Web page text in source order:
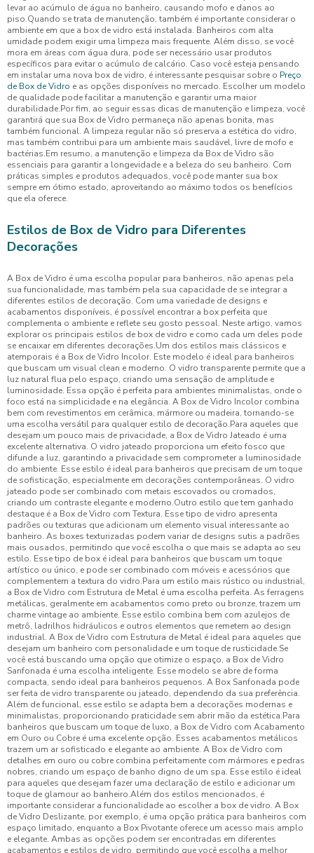
levar ao acúmulo de água no banheiro, causando mofo e danos ao
piso.Quando se trata de manutenção, também é importante considerar o
ambiente em que a box de vidro está instalada. Banheiros com alta
umidade podem exigir uma limpeza mais frequente. Além disso, se você
mora em áreas com água dura, pode ser necessário usar produtos
específicos para evitar o acúmulo de calcário. Caso você esteja pensando
em instalar uma nova box de vidro, é interessante pesquisar sobre o Preço
de Box de Vidro e as opções disponíveis no mercado. Escolher um modelo
de qualidade pode facilitar a manutenção e garantir uma maior
durabilidade.Por fim, ao seguir essas dicas de manutenção e limpeza, você
garantirá que sua Box de Vidro permaneça não apenas bonita, mas
também funcional. A limpeza regular não só preserva a estética do vidro,
mas também contribui para um ambiente mais saudável, livre de mofo e
bactérias.Em resumo, a manutenção e limpeza da Box de Vidro são
essenciais para garantir a longevidade e a beleza do seu banheiro. Com
práticas simples e produtos adequados, você pode manter sua box
sempre em ótimo estado, aproveitando ao máximo todos os benefícios
que ela oferece.
Estilos de Box de Vidro para Diferentes
Decorações
A Box de Vidro é uma escolha popular para banheiros, não apenas pela
sua funcionalidade, mas também pela sua capacidade de se integrar a
diferentes estilos de decoração. Com uma variedade de designs e
acabamentos disponíveis, é possível encontrar a box perfeita que
complementa o ambiente e reflete seu gosto pessoal. Neste artigo, vamos
explorar os principais estilos de box de vidro e como cada um deles pode
se encaixar em diferentes decorações.Um dos estilos mais clássicos e
atemporais é a Box de Vidro Incolor. Este modelo é ideal para banheiros
que buscam um visual clean e moderno. O vidro transparente permite que a
luz natural flua pelo espaço, criando uma sensação de amplitude e
luminosidade. Essa opção é perfeita para ambientes minimalistas, onde o
foco está na simplicidade e na elegância. A Box de Vidro Incolor combina
bem com revestimentos em cerâmica, mármore ou madeira, tornando-se
uma escolha versátil para qualquer estilo de decoração.Para aqueles que
desejam um pouco mais de privacidade, a Box de Vidro Jateado é uma
excelente alternativa. O vidro jateado proporciona um efeito fosco que
difunde a luz, garantindo a privacidade sem comprometer a luminosidade
do ambiente. Esse estilo é ideal para banheiros que precisam de um toque
de sofisticação, especialmente em decorações contemporâneas. O vidro
jateado pode ser combinado com metais escovados ou cromados,
criando um contraste elegante e moderno.Outro estilo que tem ganhado
destaque é a Box de Vidro com Textura. Esse tipo de vidro apresenta
padrões ou texturas que adicionam um elemento visual interessante ao
banheiro. As boxes texturizadas podem variar de designs sutis a padrões
mais ousados, permitindo que você escolha o que mais se adapta ao seu
estilo. Esse tipo de box é ideal para banheiros que buscam um toque
artístico ou único, e pode ser combinado com móveis e acessórios que
complementem a textura do vidro.Para um estilo mais rústico ou industrial,
a Box de Vidro com Estrutura de Metal é uma escolha perfeita. As ferragens
metálicas, geralmente em acabamentos como preto ou bronze, trazem um
charme vintage ao ambiente. Esse estilo combina bem com azulejos de
metrô, ladrilhos hidráulicos e outros elementos que remetem ao design
industrial. A Box de Vidro com Estrutura de Metal é ideal para aqueles que
desejam um banheiro com personalidade e um toque de rusticidade.Se
você está buscando uma opção que otimize o espaço, a Box de Vidro
Sanfonada é uma escolha inteligente. Esse modelo se abre de forma
compacta, sendo ideal para banheiros pequenos. A Box Sanfonada pode
ser feita de vidro transparente ou jateado, dependendo da sua preferência.
Além de funcional, esse estilo se adapta bem a decorações modernas e
minimalistas, proporcionando praticidade sem abrir mão da estética.Para
banheiros que buscam um toque de luxo, a Box de Vidro com Acabamento
em Ouro ou Cobre é uma excelente opção. Esses acabamentos metálicos
trazem um ar sofisticado e elegante ao ambiente. A Box de Vidro com
detalhes em ouro ou cobre combina perfeitamente com mármores e pedras
nobres, criando um espaço de banho digno de um spa. Esse estilo é ideal
para aqueles que desejam fazer uma declaração de estilo e adicionar um
toque de glamour ao banheiro.Além dos estilos mencionados, é
importante considerar a funcionalidade ao escolher a box de vidro. A Box
de Vidro Deslizante, por exemplo, é uma opção prática para banheiros com
espaço limitado, enquanto a Box Pivotante oferece um acesso mais amplo
e elegante. Ambas as opções podem ser encontradas em diferentes
acabamentos e estilos de vidro, permitindo que você escolha a melhor